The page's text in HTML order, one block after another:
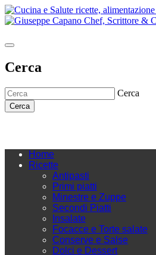
Cerca
Cerca
Cerca
Home
Ricette
Antipasti
Primi piatti
Minestre e Zuppe
Secondi Piatti
Insalate
Focacce e Torte salate
Conserve e Salse
Dolci e Dessert